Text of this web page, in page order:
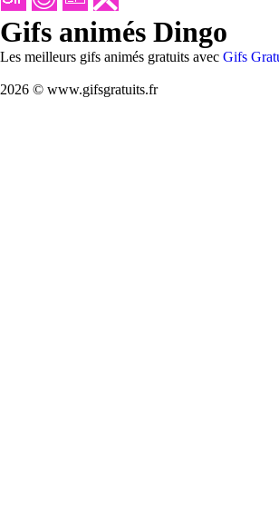
Gifs animés Dingo
Les meilleurs gifs animés gratuits avec Gifs
2026 © www.gifsgratuits.fr